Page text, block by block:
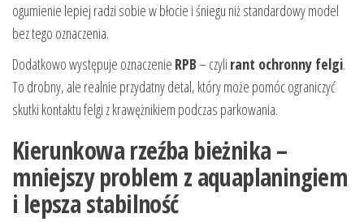
ogumienie lepiej radzi sobie w błocie i śniegu niż standardowy model
bez tego oznaczenia.
Dodatkowo występuje oznaczenie RPB– czyli rant ochronny felgi.
To drobny, ale realnie przydatny detal, który może pomóc ograniczyć
skutki kontaktu felgi z krawężnikiem podczas parkowania.
Kierunkowa rzeźba bieżnika –
mniejszy problem z aquaplaningiem
i lepsza stabilność